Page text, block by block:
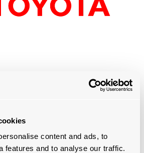
content and ads, to
features and to analyse our traffic.
première à l'atelier de
qu'une entreprise passe une
produit soit prêt à être fabriqué.